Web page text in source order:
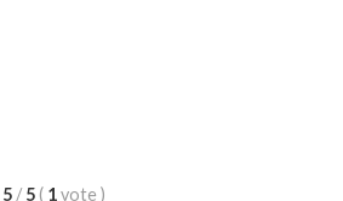
5 / 5 ( 1vote )